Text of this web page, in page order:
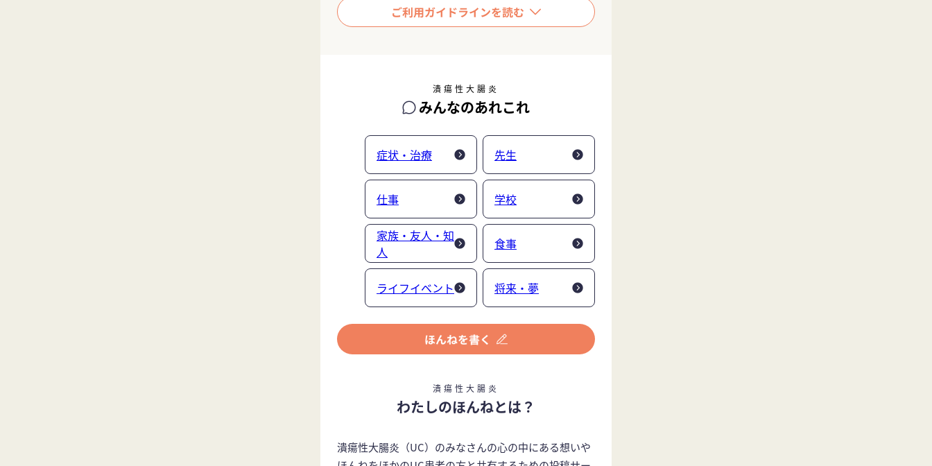
潰瘍性大腸炎
みんなのあれこれ
症状・治療 先生
仕事 学校
家族・友人・知
人
食事
ライフイベント 将来・夢
潰瘍性大腸炎
わたしのほんねとは？
潰瘍性大腸炎（UC）のみなさんの心の中にある想いや